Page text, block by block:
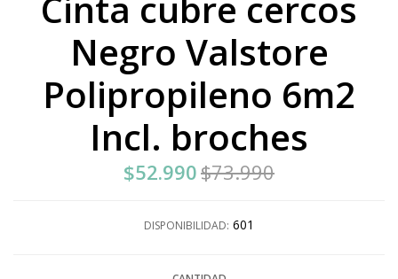
Negro Valstore
Polipropileno 6m2
Incl. broches
$52.990$73.990
DISPONIBILIDAD: 601